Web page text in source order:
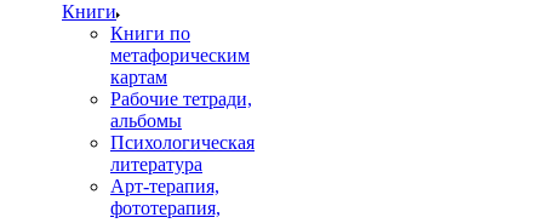
Книги
Книги по
метафорическим
картам
Рабочие тетради,
альбомы
Психологическая
литература
Арт-терапия,
фототерапия,